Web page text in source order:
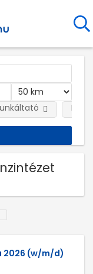
2026 (w/m/d)